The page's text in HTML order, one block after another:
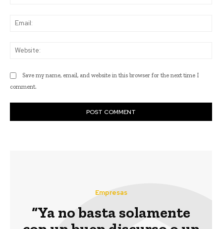
Save my name, email, and website in this browser for the next time I
comment.